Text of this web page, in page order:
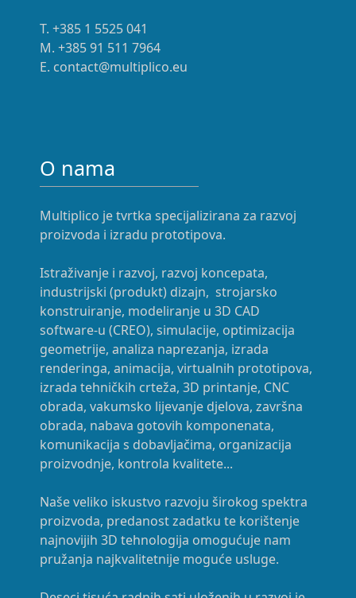
T. +385 1 5525 041
M. +385 91 511 7964
E. contact@multiplico.eu
O nama
Multiplico je tvrtka specijalizirana za razvoj
proizvoda i izradu prototipova.
Istraživanje i razvoj, razvoj koncepata,
industrijski (produkt) dizajn, strojarsko
konstruiranje, modeliranje u 3D CAD
software-u (CREO), simulacije, optimizacija
geometrije, analiza naprezanja, izrada
renderinga, animacija, virtualnih prototipova,
izrada tehničkih crteža, 3D printanje, CNC
obrada, vakumsko lijevanje djelova, završna
obrada, nabava gotovih komponenata,
komunikacija s dobavljačima, organizacija
proizvodnje, kontrola kvalitete...
Naše veliko iskustvo razvoju širokog spektra
proizvoda, predanost zadatku te korištenje
najnovijih 3D tehnologija omogućuje nam
pružanja najkvalitetnije moguće usluge.